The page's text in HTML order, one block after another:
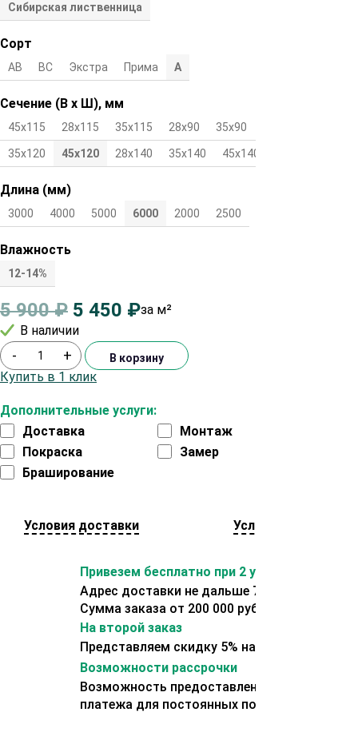
Сибирская лиственница
Сорт
АВ ВС Экстра Прима А
Сечение (В х Ш), мм
45х115 28х115 35х115 28х90 35х90
35х120 45х120 28х140 35х140 45х140
Длина (мм)
3000 4000 5000 6000 2000 2500
Влажность
12-14%
5 900₽ 5 450 ₽за м²
В наличии
Дополнительные услуги:
Доставка
Монтаж
Покраска
Замер
Браширование
- + В корзину
Купить в 1 клик
Условия доставки Условия оплаты
Привезем бесплатно при 2 условиях:
Адрес доставки не дальше 70 км от склада.
Сумма заказа от 200 000 рублей.
На второй заказ
Представляем скидку 5% на второй заказ
Возможности рассрочки
Возможность предоставления отсрочки
платежа для постоянных покупателей.